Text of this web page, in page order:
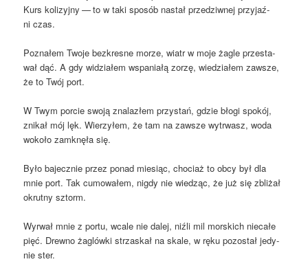
Kurs koli­zyj­ny — to w taki spo­sób nastał prze­dziw­nej przy­jaź­
ni czas.
Pozna­łem Two­je bez­kre­sne morze, wiatr w moje żagle prze­sta­
wał dąć. A gdy widzia­łem wspa­nia­łą zorzę, wie­dzia­łem zawsze,
że to Twój port.
W Twym por­cie swo­ją zna­la­złem przy­stań, gdzie bło­gi spo­kój,
zni­kał mój lęk. Wie­rzy­łem, że tam na zawsze wytrwasz, woda
woko­ło zamknę­ła się.
Było bajecz­nie przez ponad mie­siąc, cho­ciaż to obcy był dla
mnie port. Tak cumo­wa­łem, nigdy nie wie­dząc, że już się zbli­żał
okrut­ny sztorm.
Wyrwał mnie z por­tu, wca­le nie dalej, niź­li mil mor­skich nie­ca­łe
pięć. Drew­no żaglów­ki strza­skał na ska­le, w ręku pozo­stał jedy­
nie ster.